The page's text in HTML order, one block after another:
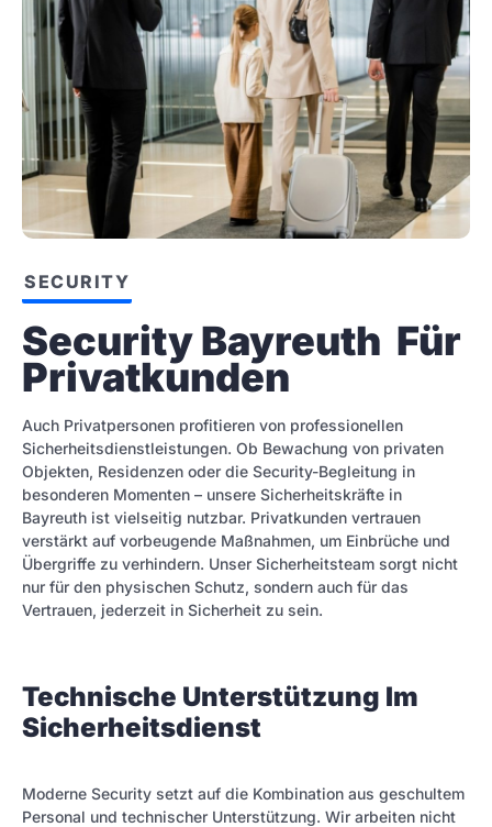
SECURITY
Security Bayreuth  Für
Privatkunden
Auch Privatpersonen profitieren von professionellen
Sicherheitsdienstleistungen. Ob Bewachung von privaten
Objekten, Residenzen oder die Security-Begleitung in
besonderen Momenten – unsere Sicherheitskräfte in
Bayreuth ist vielseitig nutzbar. Privatkunden vertrauen
verstärkt auf vorbeugende Maßnahmen, um Einbrüche und
Übergriffe zu verhindern. Unser Sicherheitsteam sorgt nicht
nur für den physischen Schutz, sondern auch für das
Vertrauen, jederzeit in Sicherheit zu sein.
Technische Unterstützung Im
Sicherheitsdienst
Moderne Security setzt auf die Kombination aus geschultem
Personal und technischer Unterstützung. Wir arbeiten nicht